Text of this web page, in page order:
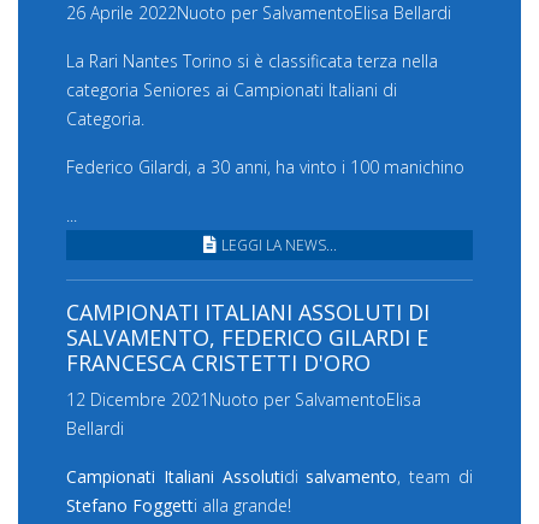
26 Aprile 2022Nuoto per SalvamentoElisa Bellardi
La Rari Nantes Torino si è classificata terza nella
categoria Seniores ai Campionati Italiani di
Categoria.
Federico Gilardi, a 30 anni, ha vinto i 100 manichino
...
LEGGI LA NEWS...
CAMPIONATI ITALIANI ASSOLUTI DI
SALVAMENTO, FEDERICO GILARDI E
FRANCESCA CRISTETTI D'ORO
12 Dicembre 2021 Nuoto per SalvamentoElisa
Bellardi
Campionati Italiani Assolutidi salvamento, team di
Stefano Foggetti alla grande!